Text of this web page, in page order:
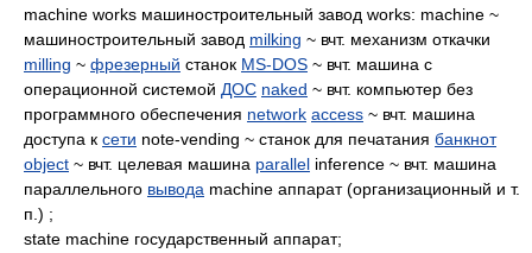
machine works машиностроительный завод works: machine ~
машиностроительный завод milking ~ вчт. механизм откачки
milling ~ фрезерный станок MS-DOS ~ вчт. машина с
операционной системой ДОС naked ~ вчт. компьютер без
программного обеспечения network access ~ вчт. машина
доступа к сети note-vending ~ станок для печатания банкнот
object ~ вчт. целевая машина parallel inference ~ вчт. машина
параллельного вывода machine аппарат (организационный и т.
п.) ;
state machine государственный аппарат;